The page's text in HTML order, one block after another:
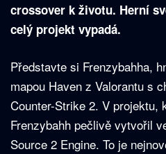
crossover k životu. Herní
celý projekt vypadá.
Představte si Frenzybahha,
mapou Haven z Valorantu s
Counter-Strike 2. V
Frenzybahh pečlivě vytvořil
Source 2 Engine. To je